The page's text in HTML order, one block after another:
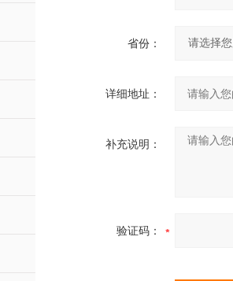
省份：
详细地址：
补充说明：
验证码：